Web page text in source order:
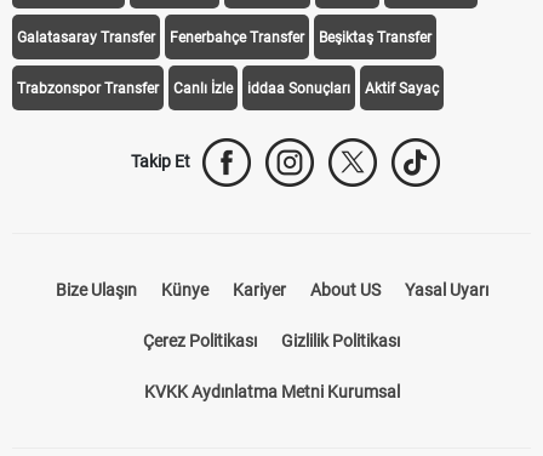
Galatasaray Transfer Fenerbahçe Transfer Beşiktaş Transfer
Trabzonspor Transfer Canlı İzle iddaa Sonuçları Aktif Sayaç
Takip Et
Bize Ulaşın Künye Kariyer About US Yasal Uyarı
Çerez Politikası Gizlilik Politikası
KVKK Aydınlatma Metni Kurumsal